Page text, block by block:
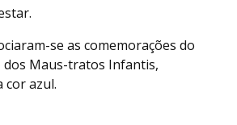
se as comemorações do
dos Maus-tratos Infantis,
cor azul.